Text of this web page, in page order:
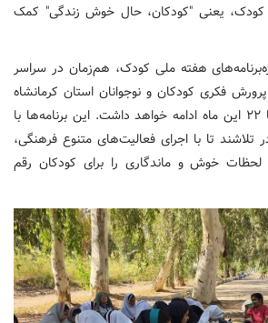
یعنی "کودکان، حال خوش زندگی" کمک
هفته ملی کودک، هم‌زمان در سراسر
فکری کودکان و نوجوانان استان کرمانشاه
از ۱۵ مهر آغاز شده و تا ۲۲ این ماه ادامه خواهد داشت. این برنامه‌ها با
تا با اجرای فعالیت‌های متنوع فرهنگی،
لحظات خوش و ماندگاری را برای کودکان رقم